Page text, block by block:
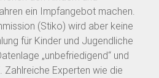
ein Impfangebot machen.
(Stiko) wird aber keine
für Kinder und Jugendliche
„unbefriedigend“ und
Zahlreiche Experten wie die